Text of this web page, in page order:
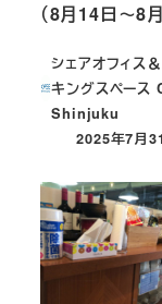
（8月14日～8
シェアオフィス
キングスペース
Shinjuku
投稿日
2025年7月